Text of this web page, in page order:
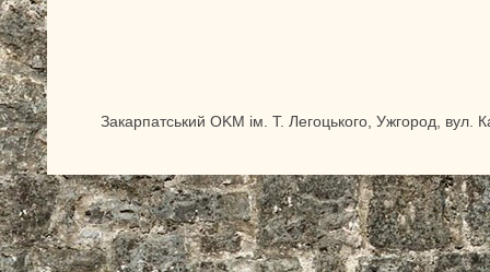
Закарпатський OKM ім. Т. Легоцького, Ужгород,